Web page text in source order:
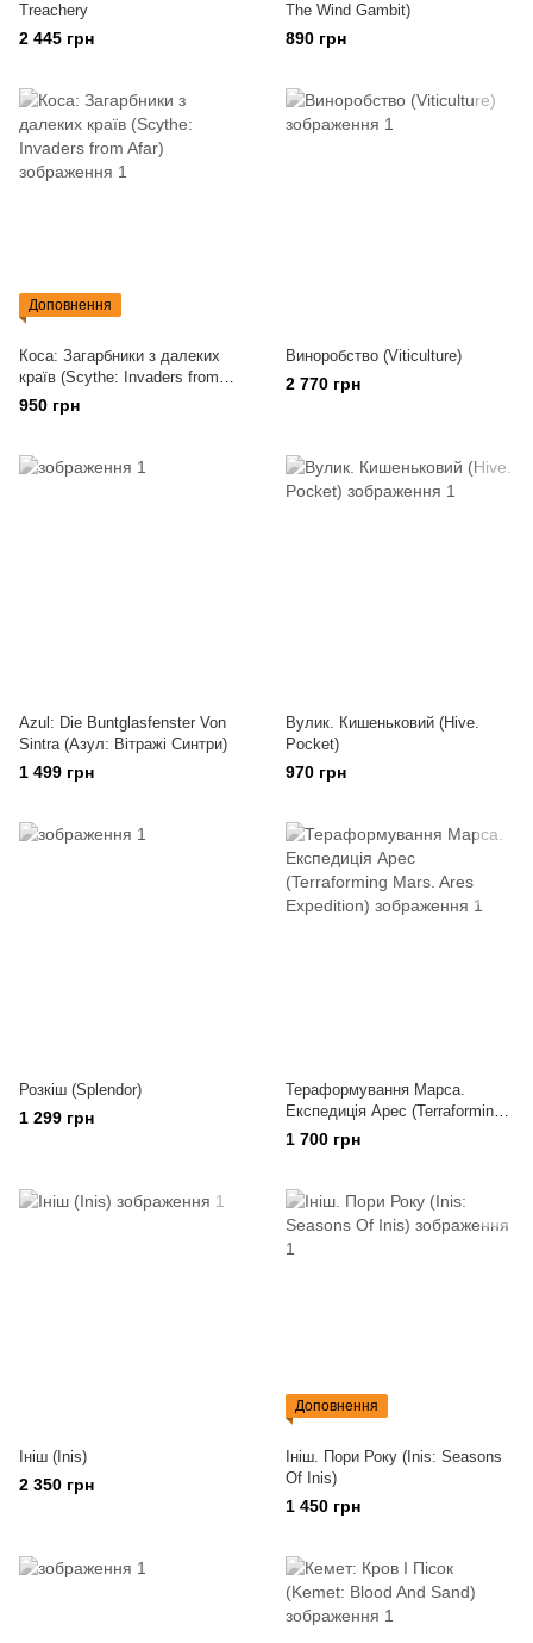
Treachery
2 445 грн
The Wind Gambit)
890 грн
Доповнення
Коса: Загарбники з далеких
країв (Scythe: Invaders from
Afar)
950 грн
Виноробство (Viticulture)
2 770 грн
Azul: Die Buntglasfenster Von
Sintra (Азул: Вітражі Синтри)
1 499 грн
Вулик. Кишеньковий (Hive.
Pocket)
970 грн
Розкіш (Splendor)
1 299 грн
Тераформування Марса.
Експедиція Арес (Terraforming
Mars. Ares Expedition)
1 700 грн
Ініш (Inis)
2 350 грн
Доповнення
Ініш. Пори Року (Inis: Seasons
Of Inis)
1 450 грн